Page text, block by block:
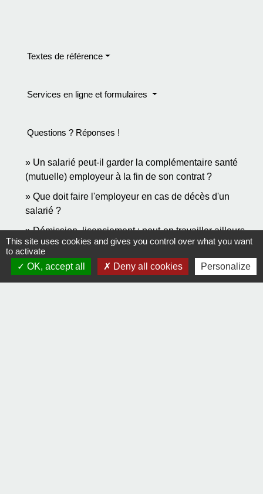
Textes de référence
Services en ligne et formulaires
Questions ? Réponses !
Un salarié peut-il garder la complémentaire santé
(mutuelle) employeur à la fin de son contrat ?
Que doit faire l'employeur en cas de décès d'un
salarié ?
Démission, licenciement : peut-on travailler ailleurs
avant la fin du préavis ?
Signaler une erreur sur cette page
This site uses cookies and gives you control over what you want
to activate
OK, accept all
Deny all cookies Personalize